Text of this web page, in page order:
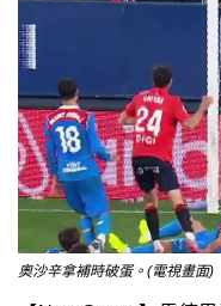
奧沙辛拿補時破蛋。(電視畫面)